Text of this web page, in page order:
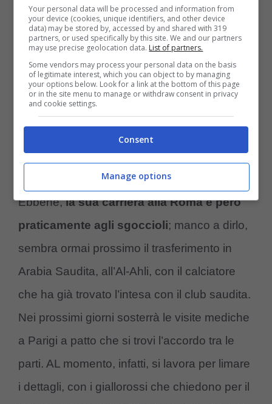
Roger Ibanez saluta la Roma: addio per lui (Ansa Foto) –
Controcalcio
Ebbene,la sua carriera alla Roma è però
praticamente agli sgoccioli; manco a dirlo,
sembra ormai prossimo il trasferimento in
Arabia Saudita, all’Al-Ahli, con il calciatore
che ha già trovato l’intesa con il club saudita.
Nei prossimi giorni sosterrà le visite mediche
a Parigi a patto che si trovi l’accordo tra le
parti. AL momento, infatti, si lavora per limare
i dettagli, con i giallorossi che chiedono per il
Your personal data will be processed and information from
your device (cookies, unique identifiers, and other device
data) may be stored by, accessed by and shared with 319
partners, or used specifically by this site. We and our partners
may use precise geolocation data. List of partners.
Some vendors may process your personal data on the basis
of legitimate interest, which you can object to by managing
your options below. Look for a link at the bottom of this page
or in the site menu to manage or withdraw consent in privacy
and cookie settings.
Consent
Manage options